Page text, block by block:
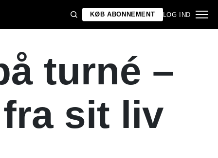
KØB ABONNEMENT LOG IND
turné –
sit liv